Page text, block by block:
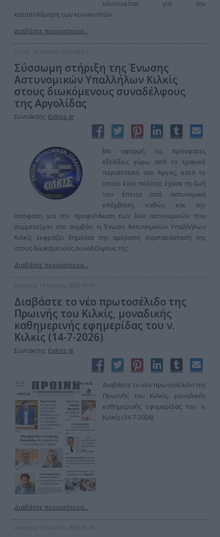
υλοποιείται για την
καταπολέμηση των κουνουπιών.
Διαβάστε περισσότερα...
Τρίτη, 14 Ιουλίου 2026 09:07
Σύσσωμη στήριξη της Ένωσης
Αστυνομικών Υπαλλήλων Κιλκίς
στους διωκόμενους συναδέλφους
της Αργολίδας
Συντάκτης: Eidisis.gr
Με αφορμή τις πρόσφατες
εξελίξεις γύρω από το τραγικό
περιστατικό στο Άργος, κατά το
οποίο ένας πολίτης έχασε τη ζωή
του έπειτα από αστυνομική
επέμβαση, καθώς και την
απόφαση για την προφυλάκιση των δύο αστυνομικών που
συμμετείχαν στο συμβάν, η Ένωση Αστυνομικών Υπαλλήλων
Κιλκίς εκφράζει δημόσια την αμέριστη συμπαράστασή της
στους διωκόμενους συναδέλφους της.
Διαβάστε περισσότερα...
Δευτέρα, 13 Ιουλίου 2026 19:47
Διαβάστε το νέο πρωτοσέλιδο της
Πρωινής του Κιλκίς, μοναδικής
καθημερινής εφημερίδας του ν.
Κιλκίς (14-7-2026)
Συντάκτης: Eidisis.gr
Διαβάστε το νέο πρωτοσέλιδο της
Πρωινής του Κιλκίς, μοναδικής
καθημερινής εφημερίδας του ν.
Κιλκίς (14-7-2026)
Διαβάστε περισσότερα...
Δευτέρα, 13 Ιουλίου 2026 19:46